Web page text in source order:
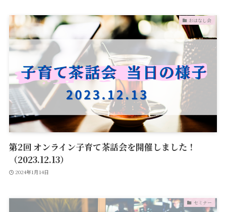
おはなし会
第2回 オンライン子育て茶話会を開催しました！
（2023.12.13）
2024年1月14日
セミナー